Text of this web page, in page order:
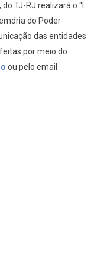
TJ-RJ realizará o “I
do Poder
das entidades
por meio do
ou pelo email